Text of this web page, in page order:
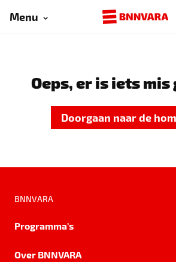
Menu
Oeps, er is iets mis
Doorgaan naar de
BNNVARA
Programma's
Over BNNVARA